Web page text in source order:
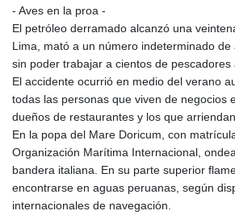
KWD
KYD
KZT
LAK
LBP
LKR
LRD
LSL
LTL
- Aves en la proa -
El petróleo derramado alcanzó una
Lima, mató a un número indeterminado
sin poder trabajar a cientos de pescadores
El accidente ocurrió en medio del verano
todas las personas que viven de negocios
dueños de restaurantes y los que
En la popa del Mare Doricum, con
Organización Marítima Internacional,
bandera italiana. En su parte superior
encontrarse en aguas peruanas, según
internacionales de navegación.